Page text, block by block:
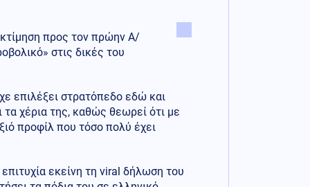
προς τον πρώην Α/
στις δικές του
επιλέξει στρατόπεδο εδώ και
τα χέρια της, καθώς θεωρεί ότι με
προφίλ που τόσο πολύ έχει
εκείνη τη viral δήλωση του